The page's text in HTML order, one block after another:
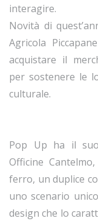
interagire.
Novità di
Agricola
acquistare il
per sostenere le
culturale.
Pop Up ha il
Officine
ferro, un duplice
uno scenario
design che lo